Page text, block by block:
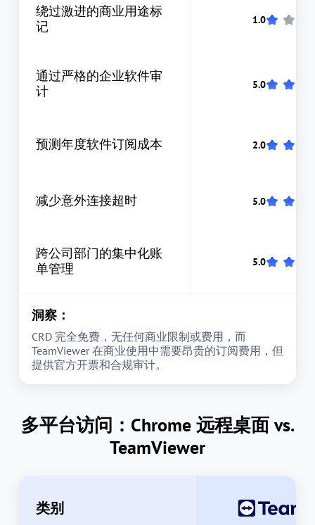
绕过激进的商业用途标
记
通过严格的企业软件审
计
预测年度软件订阅成本
减少意外连接超时
跨公司部门的集中化账
单管理
洞察：
CRD 完全免费，无任何商业限制或费用，而
TeamViewer 在商业使用中需要昂贵的订阅费用，但
提供官方开票和合规审计。
多平台访问：Chrome 远程桌面 vs.
TeamViewer
类别